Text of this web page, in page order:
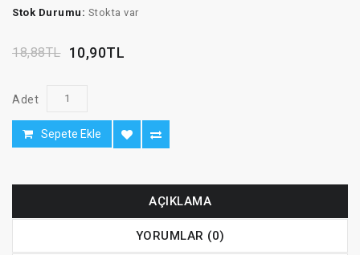
Stok Durumu: Stokta var
18,88TL 10,90TL
Adet
Sepete Ekle
AÇIKLAMA
YORUMLAR (0)